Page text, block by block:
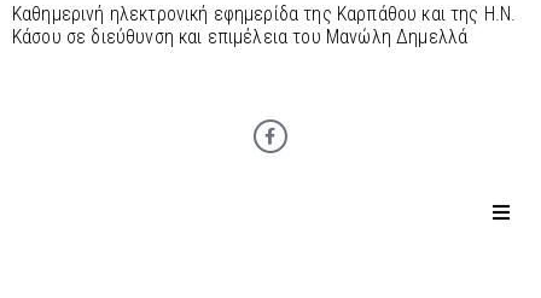
Καθημερινή ηλεκτρονική εφημερίδα της Καρπάθου και της Η.Ν.
Κάσου σε διεύθυνση και επιμέλεια του Μανώλη Δημελλά